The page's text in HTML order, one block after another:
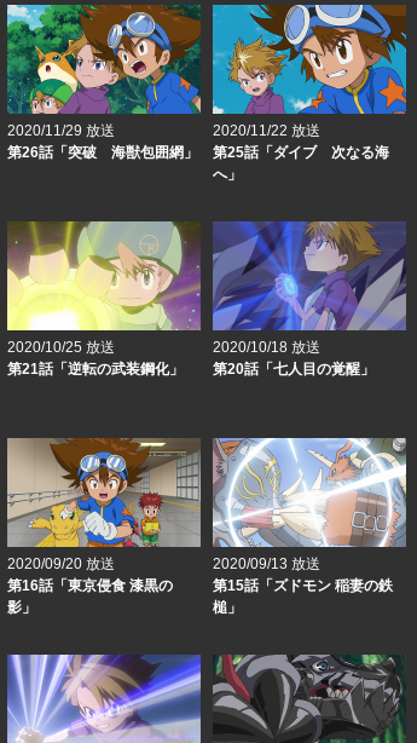
2020/11/29 放送
第26話「突破 海獣包囲網」
2020/11/22 放送
第25話「ダイブ 次なる海
へ」
2020/10/25 放送
第21話「逆転の武装鋼化」
2020/10/18 放送
第20話「七人目の覚醒」
2020/09/20 放送
第16話「東京侵食 漆黒の
影」
2020/09/13 放送
第15話「ズドモン 稲妻の鉄
槌」